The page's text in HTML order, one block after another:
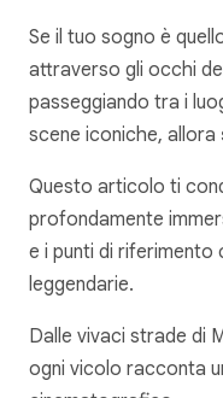
Se il tuo sogno è
attraverso gli occhi
passeggiando tra i
scene iconiche, allora
Questo articolo ti
profondamente
e i punti di riferimento
leggendarie.
Dalle vivaci strade di
ogni vicolo racconta